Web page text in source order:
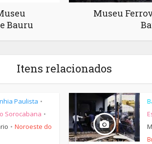
Bauru
Museu
Itens relacionados
Paulista •
Sorocabana •
• Noroeste do